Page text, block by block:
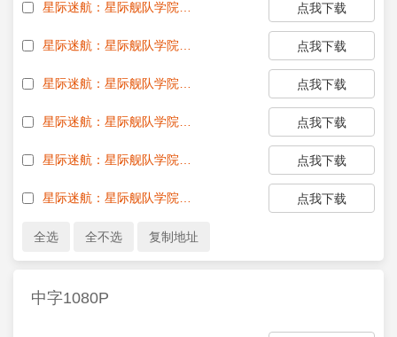
点我下载
点我下载
点我下载
点我下载
点我下载
点我下载
中字1080P